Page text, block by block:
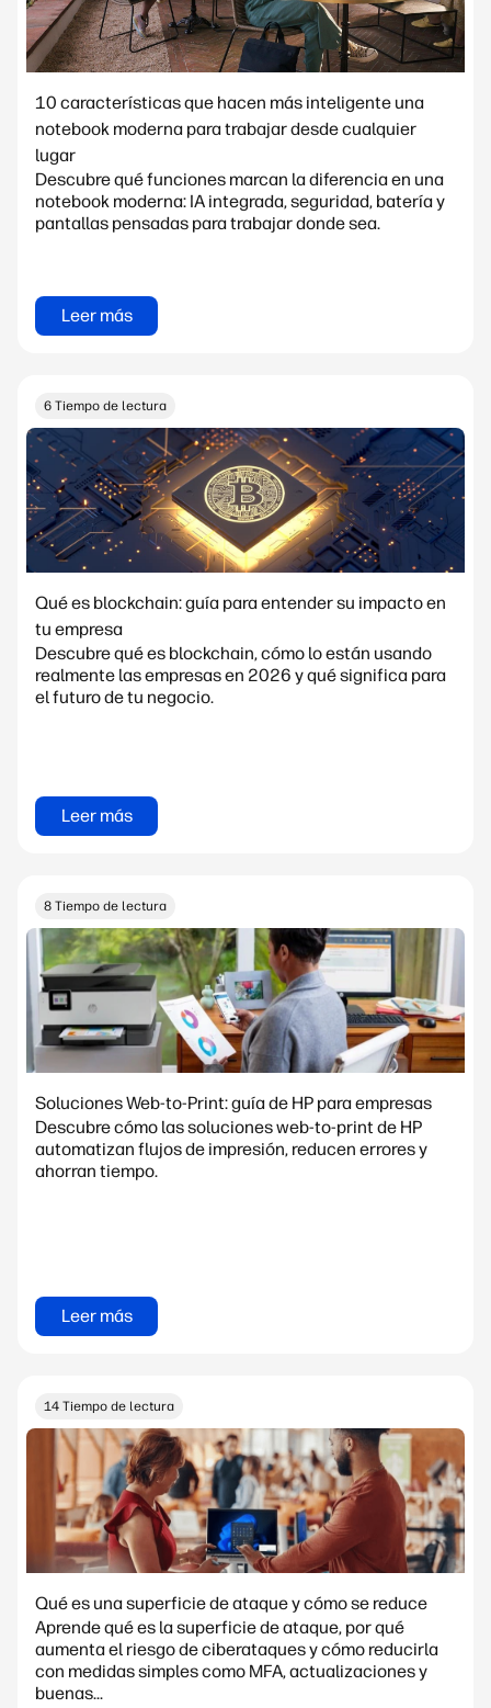
10 características que hacen más inteligente una
notebook moderna para trabajar desde cualquier
lugar
Descubre qué funciones marcan la diferencia en una
notebook moderna: IA integrada, seguridad, batería y
pantallas pensadas para trabajar donde sea.
Leer más
6 Tiempo de lectura
Qué es blockchain: guía para entender su impacto en
tu empresa
Descubre qué es blockchain, cómo lo están usando
realmente las empresas en 2026 y qué significa para
el futuro de tu negocio.
Leer más
8 Tiempo de lectura
Soluciones Web-to-Print: guía de HP para empresas
Descubre cómo las soluciones web-to-print de HP
automatizan flujos de impresión, reducen errores y
ahorran tiempo.
Leer más
14 Tiempo de lectura
Qué es una superficie de ataque y cómo se reduce
Aprende qué es la superficie de ataque, por qué
aumenta el riesgo de ciberataques y cómo reducirla
con medidas simples como MFA, actualizaciones y
buenas...